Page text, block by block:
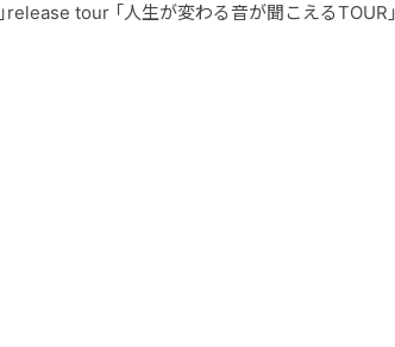
tour 「人生が変わる音が聞こえるTOUR」